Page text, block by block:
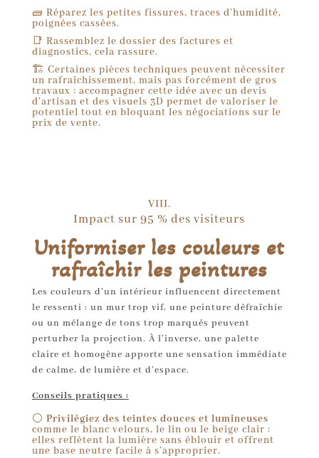
🧱 Réparez les petites fissures, traces d’humidité,
poignées cassées.
📑 Rassemblez le dossier des factures et
diagnostics, cela rassure.
🏗️ Certaines pièces techniques peuvent nécessiter
un rafraîchissement, mais pas forcément de gros
travaux : accompagner cette idée avec un devis
d’artisan et des visuels 3D permet de valoriser le
potentiel tout en bloquant les négociations sur le
prix de vente.
VIII.
Impact sur 95 % des visiteurs
Uniformiser les couleurs et
rafraîchir les peintures
Les couleurs d’un intérieur influencent directement
le ressenti : un mur trop vif, une peinture défraîchie
ou un mélange de tons trop marqués peuvent
perturber la projection. À l’inverse, une palette
claire et homogène apporte une sensation immédiate
de calme, de lumière et d’espace.
Conseils pratiques :
⚪ Privilégiez des teintes douces et lumineuses
comme le blanc velours, le lin ou le beige clair :
elles reflètent la lumière sans éblouir et offrent
une base neutre facile à s’approprier.